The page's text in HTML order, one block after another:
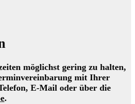
möglichst gering zu halten,
mit Ihrer
E-Mail oder über die
.